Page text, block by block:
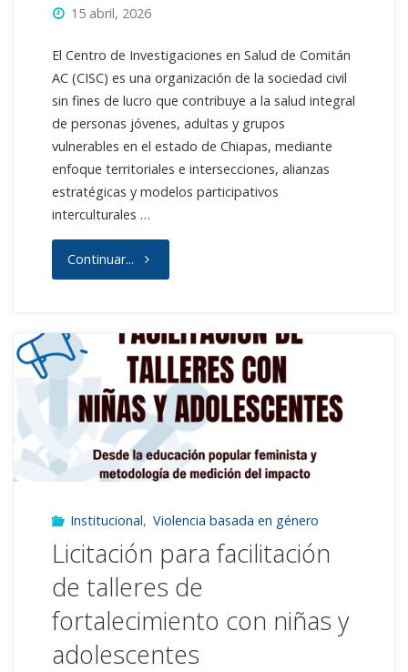
Chiapas"
15 abril, 2026
El Centro de Investigaciones en Salud de Comitán
AC (CISC) es una organización de la sociedad civil
sin fines de lucro que contribuye a la salud integral
de personas jóvenes, adultas y grupos
vulnerables en el estado de Chiapas, mediante
enfoque territoriales e intersecciones, alianzas
estratégicas y modelos participativos
interculturales …
Continuar... "Licitación
facilitación
talleres
de
fortalecimiento
mujeres"
Institucional, Violencia basada en género
Licitación para facilitación
de talleres de
fortalecimiento con niñas y
adolescentes